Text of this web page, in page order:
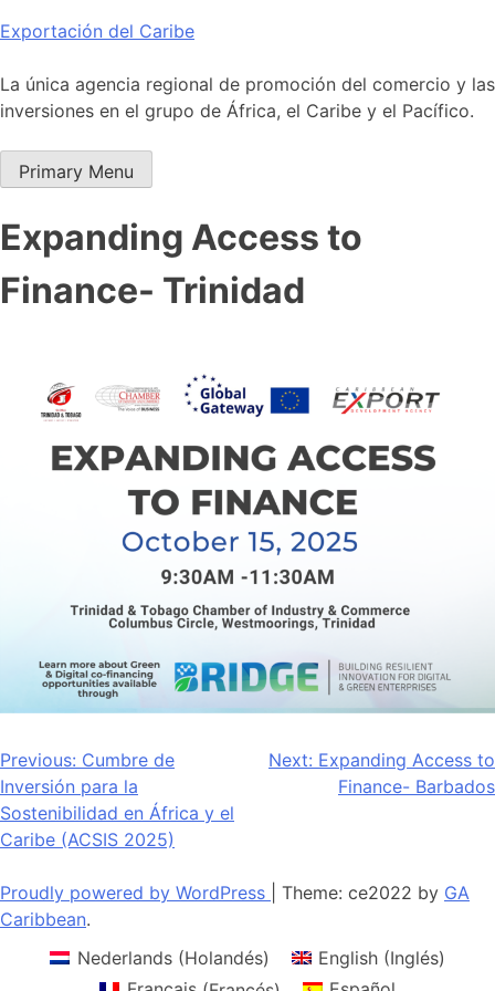
Skip
content
Exportación del Caribe
La única agencia regional de promoción del comercio y las
inversiones en el grupo de África, el Caribe y el Pacífico.
Primary Menu
Expanding Access to
Finance- Trinidad
Navegación
de
entradas
Previous: Cumbre de
Inversión para la
Sostenibilidad en África y el
Caribe (ACSIS 2025)
Next: Expanding Access to
Finance- Barbados
Proudly powered by WordPress Theme: ce2022 by GA
Caribbean.
Nederlands(Holandés) English(Inglés)